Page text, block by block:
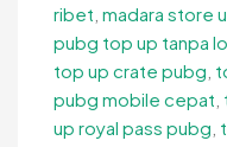
ribet madara store
pubg top up tanpa
top up crate pubg
pubg mobile cepat
up royal pass pubg